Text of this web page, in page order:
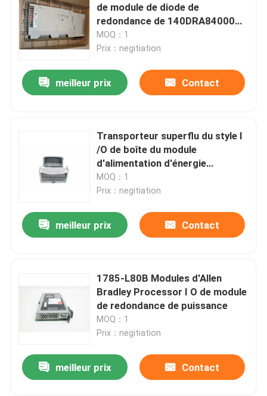
de module de diode de
redondance de 140DRA84000
Schneider
MOQ：1
Prix：negitiation
meilleur prix Contact
Transporteur superflu du style I
/O de boîte du module
d'alimentation d'énergie
d'IC200CHS002J 24VoltGE
MOQ：1
Prix：negitiation
meilleur prix Contact
1785-L80B Modules d'Allen
Bradley Processor I O de module
de redondance de puissance
MOQ：1
Prix：negitiation
meilleur prix Contact